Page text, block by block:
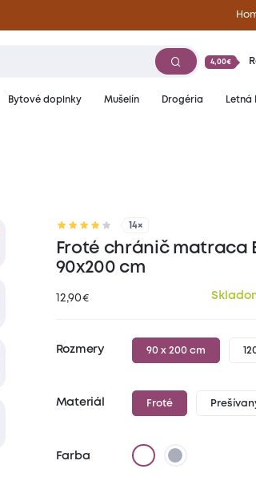
4,00€
Bytové doplnky Mušelín Drogéria Letná
14×
Froté chránič matraca
90x200 cm
12,90 €
Rozmery 90 x 200 cm
Materiál Froté
Farba